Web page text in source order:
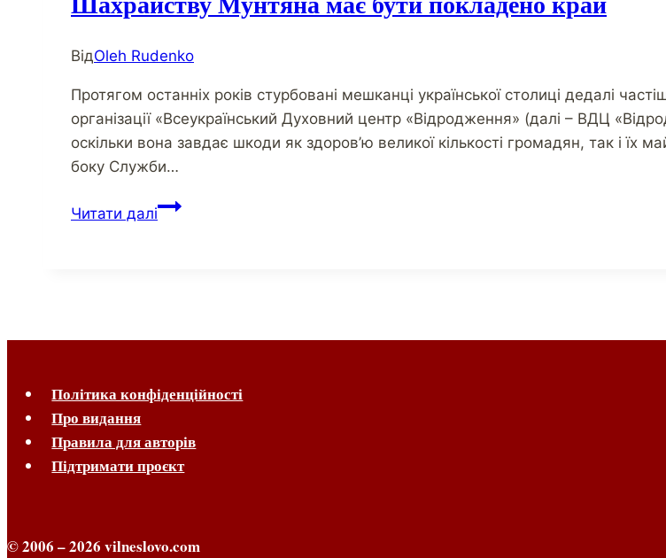
ВідOleh Rudenko
Протягом останніх років стурбовані мешканці української столиці дедалі
організації «Всеукраїнський Духовний центр «Відродження» (далі – ВДЦ
оскільки вона завдає шкоди як здоров’ю великої кількості громадян, так і їх
боку Служби…
Читати даліШахрайству
Політика конфіденційності
Про видання
Правила для авторів
Підтримати проєкт
© 2006 – 2026 vilneslovo.com